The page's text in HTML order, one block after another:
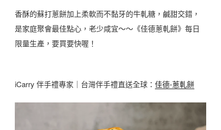
香酥的蘇打蔥餅加上柔軟而不黏牙的牛軋糖，鹹甜交錯，
是家庭聚會最佳點心，老少咸宜～～《佳德蔥軋餅》每日
限量生產，要買要快喔！
iCarry 伴手禮專家｜台灣伴手禮直送全球： 佳德-蔥軋餅